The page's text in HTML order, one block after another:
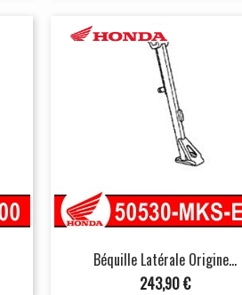
Béquille Latérale Origine...
Prix
243,90 €